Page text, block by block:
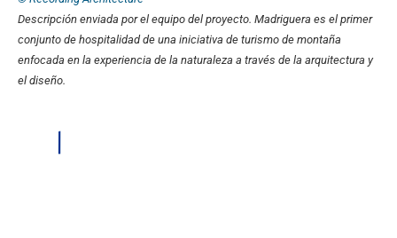
Descripción enviada por el equipo del proyecto. Madriguera es el primer
conjunto de hospitalidad de una iniciativa de turismo de montaña
enfocada en la experiencia de la naturaleza a través de la arquitectura y
el diseño.